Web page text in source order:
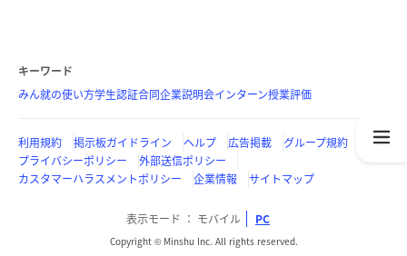
キーワード
みん就の使い方学生認証合同企業説明会インターン授業評価
利用規約 掲示板ガイドライン ヘルプ 広告掲載
グループ規約
プライバシーポリシー
外部送信ポリシー
カスタマーハラスメントポリシー
企業情報 サイトマップ
表示モード モバイル PC
Copyright © Minshu Inc. All rights reserved.